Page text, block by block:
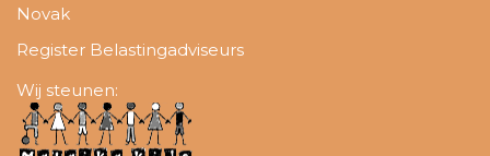
Novak
Register Belastingadviseurs
Wij steunen: